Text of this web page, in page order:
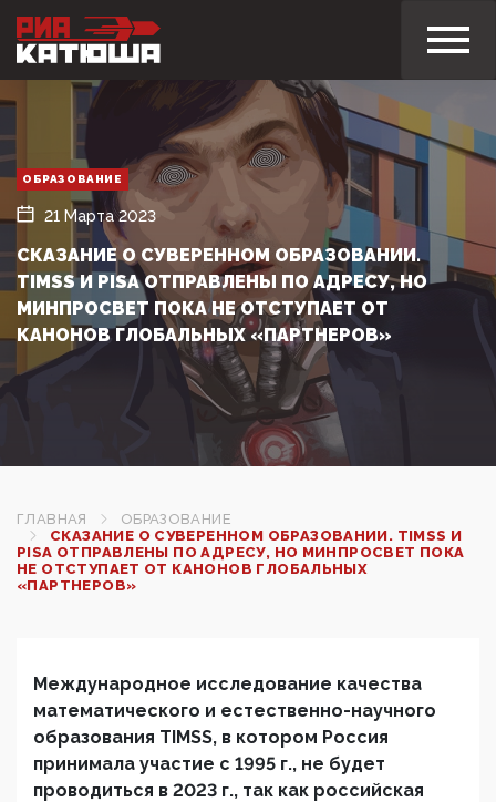
ОБРАЗОВАНИЕ
21 Марта 2023
СКАЗАНИЕ О СУВЕРЕННОМ ОБРАЗОВАНИИ.
TIMSS И PISA ОТПРАВЛЕНЫ ПО АДРЕСУ, НО
МИНПРОСВЕТ ПОКА НЕ ОТСТУПАЕТ ОТ
КАНОНОВ ГЛОБАЛЬНЫХ «ПАРТНЕРОВ»
ГЛАВНАЯ
ОБРАЗОВАНИЕ
СКАЗАНИЕ О СУВЕРЕННОМ ОБРАЗОВАНИИ. TIMSS И
PISA ОТПРАВЛЕНЫ ПО АДРЕСУ, НО МИНПРОСВЕТ ПОКА
НЕ ОТСТУПАЕТ ОТ КАНОНОВ ГЛОБАЛЬНЫХ
«ПАРТНЕРОВ»
Международное исследование качества
математического и естественно-научного
образования TIMSS, в котором Россия
принимала участие с 1995 г., не будет
проводиться в 2023 г., так как российская